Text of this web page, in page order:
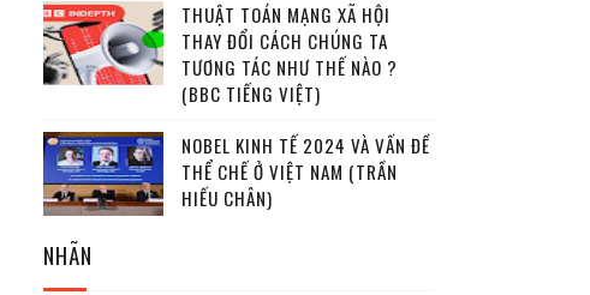
THUẬT TOÁN MẠNG XÃ HỘI
THAY ĐỔI CÁCH CHÚNG TA
TƯƠNG TÁC NHƯ THẾ NÀO ?
(BBC TIẾNG VIỆT)
NOBEL KINH TẾ 2024 VÀ VẤN ĐỀ
THỂ CHẾ Ở VIỆT NAM (TRẦN
HIẾU CHÂN)
NHÃN